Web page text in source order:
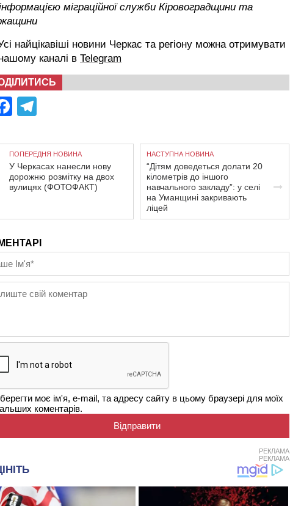
міграційної служби Кіровоградщини та
найцікавіші новини Черкас та регіону можна отримувати
каналі в Telegram
Facebook
ПОПЕРЕДНЯ НОВИНА
У Черкасах нанесли нову
дорожню розмітку на двох
вулицях (ФОТОФАКТ)
НАСТУПНА НОВИНА
“Дітям доведеться долати 20
кілометрів до іншого
навчального закладу”: у селі
на Уманщині закривають
ліцей
моє ім'я, e-mail, та адресу сайту в цьому браузері для моїх
коментарів.
РЕКЛАМА
РЕКЛАМА